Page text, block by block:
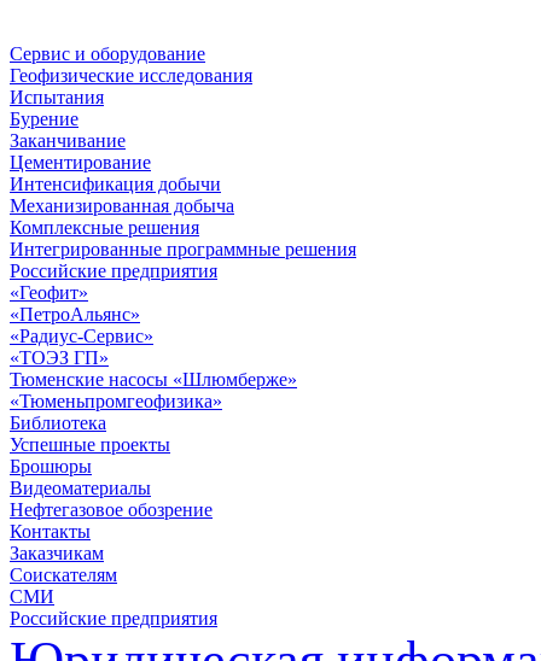
Сервис и оборудование
Геофизические исследования
Испытания
Бурение
Заканчивание
Цементирование
Интенсификация добычи
Механизированная добыча
Комплексные решения
Интегрированные программные решения
Российские предприятия
«Геофит»
«ПетроАльянс»
«Радиус-Сервис»
«ТОЭЗ ГП»
Тюменские насосы «Шлюмберже»
«Тюменьпромгеофизика»
Библиотека
Успешные проекты
Брошюры
Видеоматериалы
Нефтегазовое обозрение
Контакты
Заказчикам
Соискателям
СМИ
Российские предприятия